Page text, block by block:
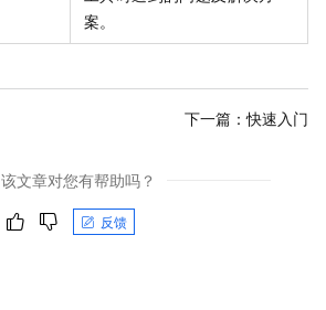
案。
下一篇：快速入门
该文章对您有帮助吗？
反馈